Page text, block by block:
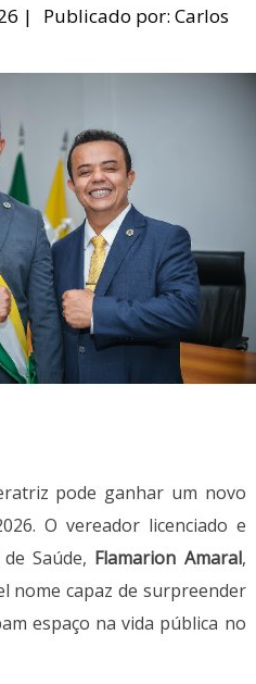
| Publicado por:Carlos
pode ganhar um novo
O vereador licenciado e
Saúde, Flamarion Amaral,
nome capaz de surpreender
espaço na vida pública no